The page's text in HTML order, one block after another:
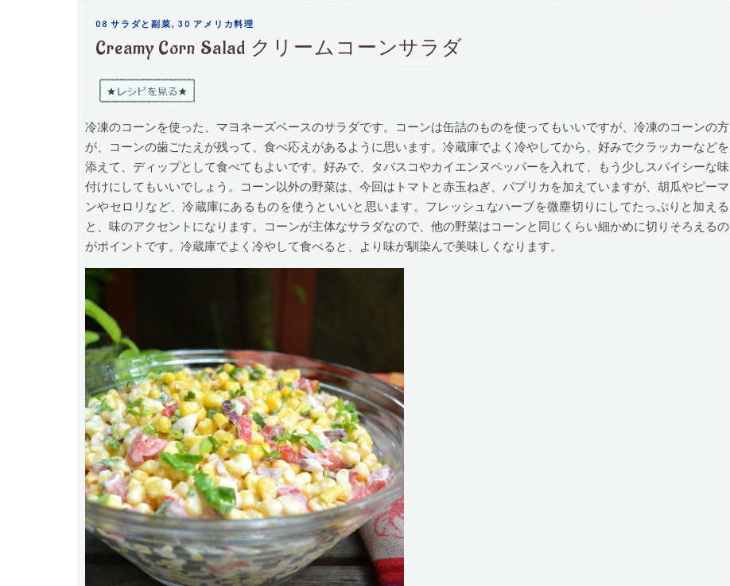
08 サラダと副菜,30 アメリカ料理
Creamy Corn Salad クリームコーンサラダ
冷凍のコーンを使った、マヨネーズベースのサラダです。コーンは缶詰のものを使ってもいいですが、冷凍のコーンの方
が、コーンの歯ごたえが残って、食べ応えがあるように思います。冷蔵庫でよく冷やしてから、好みでクラッカーなどを
添えて、ディップとして食べてもよいです。好みで、タバスコやカイエンヌペッパーを入れて、もう少しスパイシーな味
付けにしてもいいでしょう。コーン以外の野菜は、今回はトマトと赤玉ねぎ、パプリカを加えていますが、胡瓜やピーマ
ンやセロリなど、冷蔵庫にあるものを使うといいと思います。フレッシュなハーブを微塵切りにしてたっぷりと加える
と、味のアクセントになります。コーンが主体なサラダなので、他の野菜はコーンと同じくらい細かめに切りそろえるの
がポイントです。冷蔵庫でよく冷やして食べると、より味が馴染んで美味しくなります。